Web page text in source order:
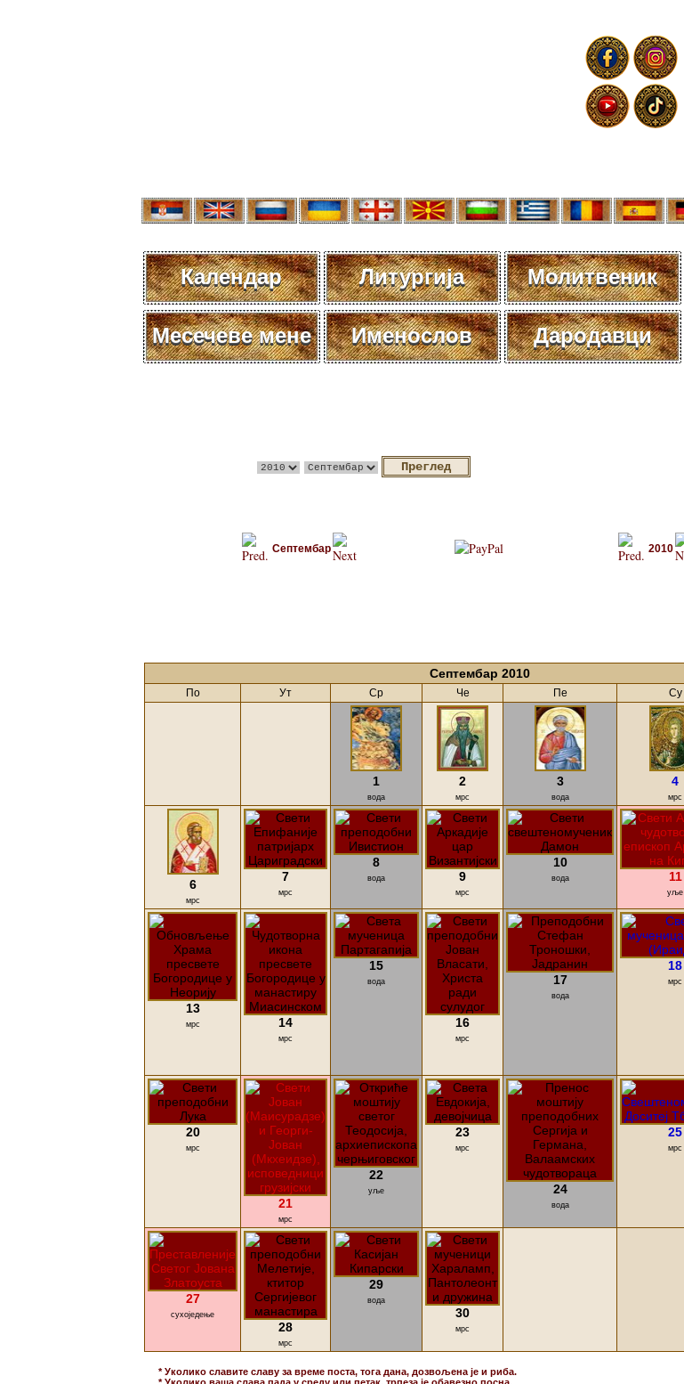
Календар Литургија Молитвеник
Месечеве мене Именослов Дародавци
Септембар 2010
Септембар 2010
По Ут Ср Че Пе Су
1
вода
2
мрс
3
вода
4
мрс
6
мрс
7
мрс
8
вода 9
мрс
10
вода 11
уље
13
мрс 14
мрс
15
вода
16
мрс
17
вода
18
мрс
20
мрс
21
мрс
22
уље
23
мрс
24
вода
25
мрс
27
сухоједење
28
мрс
29
вода
30
мрс
* Уколико славите славу за време поста, тога дана, дозвољена је и риба.